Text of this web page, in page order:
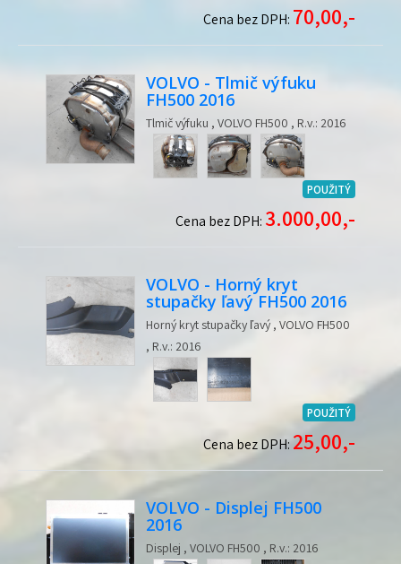
Cena bez DPH: 70,00,-
VOLVO - Tlmič výfuku
FH500 2016
Tlmič výfuku , VOLVO FH500 , R.v.: 2016
POUŽITÝ
Cena bez DPH: 3.000,00,-
VOLVO - Horný kryt
stupačky ľavý FH500 2016
Horný kryt stupačky ľavý , VOLVO FH500
, R.v.: 2016
POUŽITÝ
Cena bez DPH:25,00,-
VOLVO - Displej FH500
2016
Displej , VOLVO FH500 , R.v.: 2016